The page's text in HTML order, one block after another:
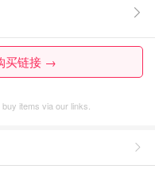
买链接 →
items via our links.